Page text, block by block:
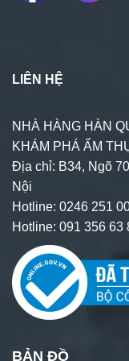
LIÊN HỆ
NHÀ HÀNG HÀN
KHÁM PHÁ ẨM
Địa chỉ: B34, Ngõ
Nội
Hotline: 0246 251
Hotline: 091 356 63
BẢN ĐỒ